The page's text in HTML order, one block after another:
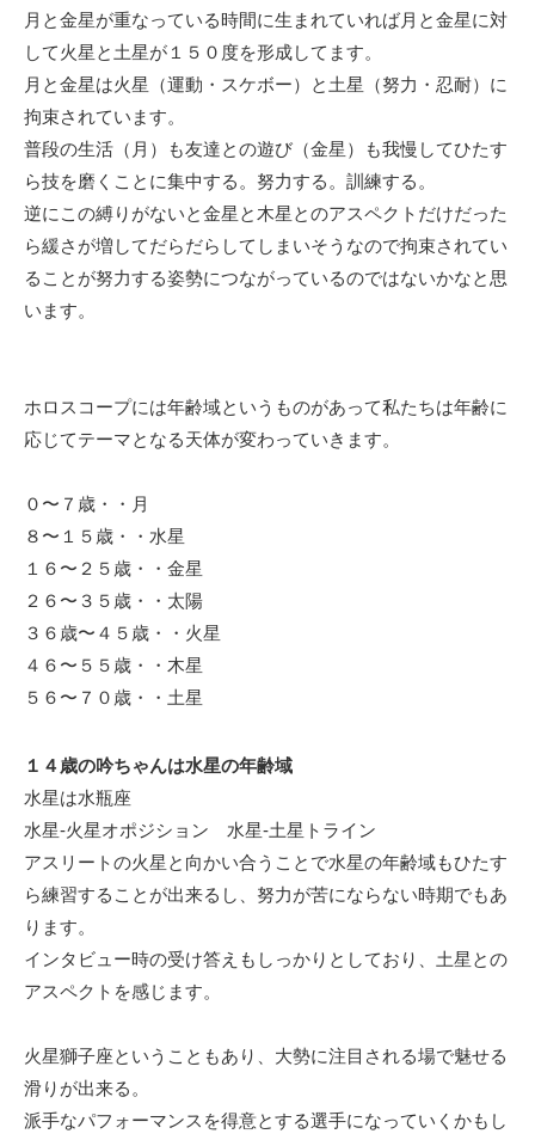
月と金星が重なっている時間に生まれていれば月と金星に対
して火星と土星が１５０度を形成してます。
月と金星は火星（運動・スケボー）と土星（努力・忍耐）に
拘束されています。
普段の生活（月）も友達との遊び（金星）も我慢してひたす
ら技を磨くことに集中する。努力する。訓練する。
逆にこの縛りがないと金星と木星とのアスペクトだけだった
ら緩さが増してだらだらしてしまいそうなので拘束されてい
ることが努力する姿勢につながっているのではないかなと思
います。
ホロスコープには年齢域というものがあって私たちは年齢に
応じてテーマとなる天体が変わっていきます。
０〜７歳・・月
８〜１５歳・・水星
１６〜２５歳・・金星
２６〜３５歳・・太陽
３６歳〜４５歳・・火星
４６〜５５歳・・木星
５６〜７０歳・・土星
１４歳の吟ちゃんは水星の年齢域
水星は水瓶座
水星-火星オポジション 水星-土星トライン
アスリートの火星と向かい合うことで水星の年齢域もひたす
ら練習することが出来るし、努力が苦にならない時期でもあ
ります。
インタビュー時の受け答えもしっかりとしており、土星との
アスペクトを感じます。
火星獅子座ということもあり、大勢に注目される場で魅せる
滑りが出来る。
派手なパフォーマンスを得意とする選手になっていくかもし